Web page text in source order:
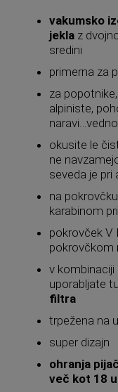
vakumsko
jekla z
sredini
primerna za
za
alpiniste,
okusite le
ne
seveda je pri
na
karabinom
pokrovček V
pokrovčkom
v
uporabljate
filtra
trpežena na
super dizajn
ohranja
več kot 18